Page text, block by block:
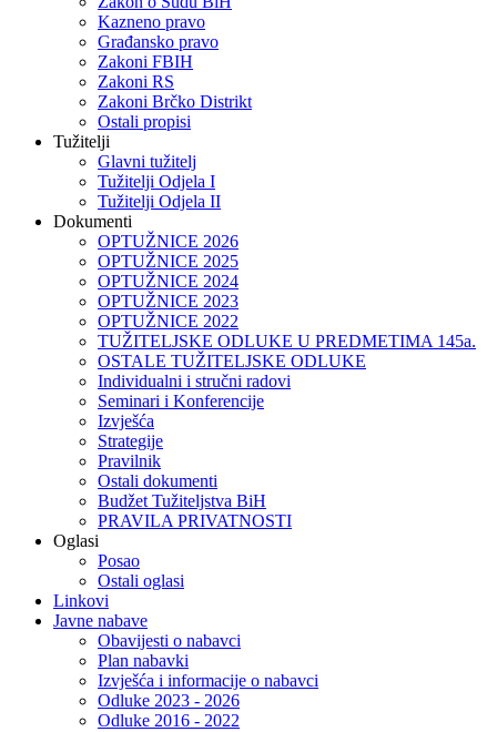
Kazneno pravo
Građansko pravo
Zakoni FBIH
Zakoni RS
Zakoni Brčko Distrikt
Ostali propisi
Tužitelji
Glavni tužitelj
Tužitelji Odjela I
Tužitelji Odjela II
Dokumenti
OPTUŽNICE 2026
OPTUŽNICE 2025
OPTUŽNICE 2024
OPTUŽNICE 2023
OPTUŽNICE 2022
TUŽITELJSKE ODLUKE U PREDMETIMA 145a.
OSTALE TUŽITELJSKE ODLUKE
Individualni i stručni radovi
Seminari i Konferencije
Izvješća
Strategije
Pravilnik
Ostali dokumenti
Budžet Tužiteljstva BiH
PRAVILA PRIVATNOSTI
Oglasi
Posao
Ostali oglasi
Linkovi
Javne nabave
Obavijesti o nabavci
Plan nabavki
Izvješća i informacije o nabavci
Odluke 2023 - 2026
Odluke 2016 - 2022